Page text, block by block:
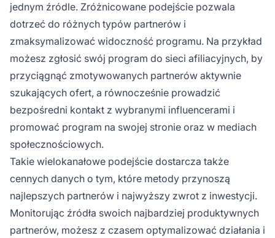
jednym źródle. Zróżnicowane podejście pozwala
dotrzeć do różnych typów partnerów i
zmaksymalizować widoczność programu. Na przykład
możesz zgłosić swój program do sieci afiliacyjnych, by
przyciągnąć zmotywowanych partnerów aktywnie
szukających ofert, a równocześnie prowadzić
bezpośredni kontakt z wybranymi influencerami i
promować program na swojej stronie oraz w mediach
społecznościowych.
Takie wielokanałowe podejście dostarcza także
cennych danych o tym, które metody przynoszą
najlepszych partnerów i najwyższy zwrot z inwestycji.
Monitorując źródła swoich najbardziej produktywnych
partnerów, możesz z czasem optymalizować działania i